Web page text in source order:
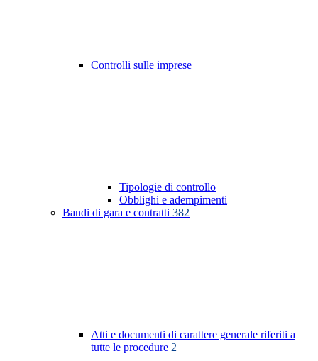
Controlli sulle imprese
Tipologie di controllo
Obblighi e adempimenti
Bandi di gara e contratti 382
Atti e documenti di carattere generale riferiti a
tutte le procedure 2